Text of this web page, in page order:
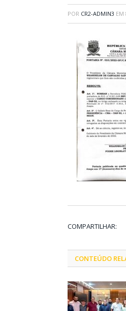
POR CR2-ADMIN3 EM
COMPARTILHAR:
CONTEÚDO